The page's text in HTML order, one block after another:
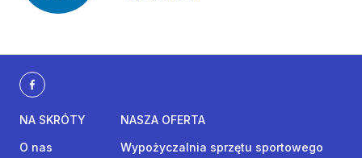
NA SKRÓTY
O nas
NASZA OFERTA
Wypożyczalnia sprzętu sportowego